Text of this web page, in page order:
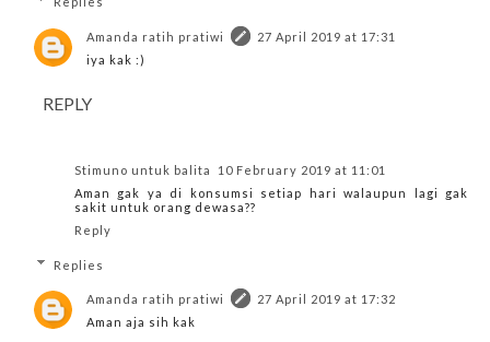
Amanda ratih pratiwi
27 April 2019 at 17:31
iya kak :)
REPLY
Stimuno untuk balita
10 February 2019 at 11:01
Aman gak ya di konsumsi setiap hari walaupun lagi gak
sakit untuk orang dewasa??
Reply
Replies
Amanda ratih pratiwi
27 April 2019 at 17:32
Aman aja sih kak